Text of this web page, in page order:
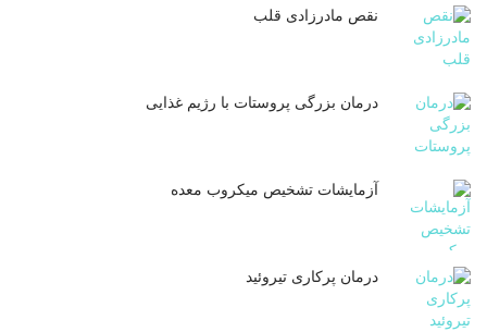
نقص مادرزادی قلب
درمان بزرگی پروستات با رژیم غذایی
آزمایشات تشخیص میکروب معده
درمان پرکاری تیروئید